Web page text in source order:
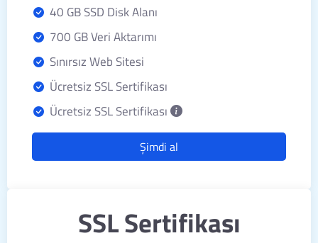
40 GB SSD Disk Alanı
700 GB Veri Aktarımı
Sınırsız Web Sitesi
Ücretsiz SSL Sertifikası
Ücretsiz SSL Sertifikası
Şimdi al
SSL Sertifikası